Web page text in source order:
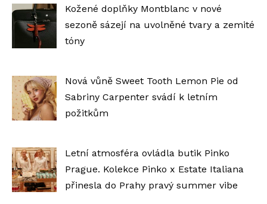
Kožené doplňky Montblanc v nové
sezoně sázejí na uvolněné tvary a zemité
tóny
Nová vůně Sweet Tooth Lemon Pie od
Sabriny Carpenter svádí k letním
požitkům
Letní atmosféra ovládla butik Pinko
Prague. Kolekce Pinko x Estate Italiana
přinesla do Prahy pravý summer vibe